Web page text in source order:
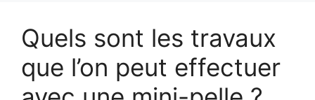
Quels sont les travaux
que l’on peut effectuer